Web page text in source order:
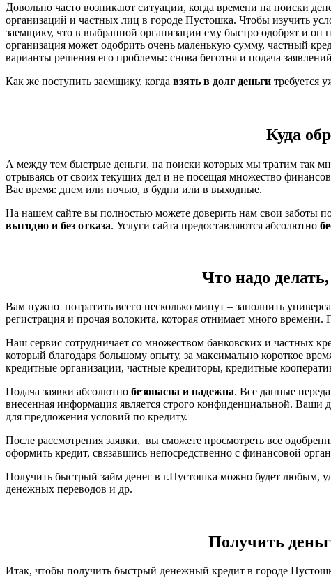
Довольно часто возникают ситуации, когда времени на поиски
организаций и частных лиц в городе Пустошка. Чтобы изучить
заемщику, что в выбранной организации ему быстро одобрят и
организация может одобрить очень маленькую сумму, частный
варианты решения его проблемы: снова беготня и подача
Как же поступить заемщику, когда взять в долг деньги требуется
Куда
А между тем быстрые деньги, на поиски которых мы тратим так
отрываясь от своих текущих дел и не посещая множество
Вас время: днем или ночью, в будни или в выходные.
На нашем сайте вы полностью можете доверить нам свои заботы
выгодно и без отказа. Услуги сайта предоставляются абсолютно
Что надо
Вам нужно потратить всего несколько минут – заполнить
регистрация и прочая волокита, которая отнимает много времени.
Наш сервис сотрудничает со множеством банковских и частных
который благодаря большому опыту, за максимально короткое
кредитные организации, частные кредиторы, кредитные
Подача заявки абсолютно безопасна и надежна. Все данные
внесенная информация является строго конфиденциальной.
для предложения условий по кредиту.
После рассмотрения заявки, вы сможете просмотреть все
оформить кредит, связавшись непосредственно с финансовой
Получить быстрый займ денег в г.Пустошка можно будет любым,
денежных переводов и др.
Получить
Итак, чтобы получить быстрый денежный кредит в городе